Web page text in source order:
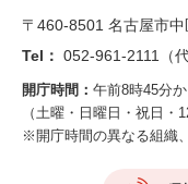
〒460-8501 名古屋市
Tel： 052-961-2111（代
開庁時間： 午前8時45分
（土曜・日曜日・祝日・
※開庁時間の異なる組織